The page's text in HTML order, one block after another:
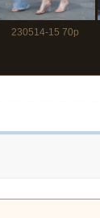
230514-15 70p